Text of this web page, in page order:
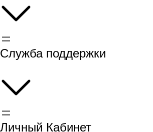
Служба поддержки
Личный Кабинет